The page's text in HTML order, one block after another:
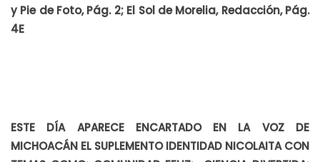
y Pie de Foto, Pág. 2; El Sol de Morelia, Redacción, Pág.
4E
ESTE DÍA APARECE ENCARTADO EN LA VOZ DE
MICHOACÁN EL SUPLEMENTO IDENTIDAD NICOLAITA CON